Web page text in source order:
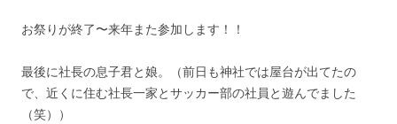
お祭りが終了〜来年また参加します！！
最後に社長の息子君と娘。（前日も神社では屋台が出てたの
で、近くに住む社長一家とサッカー部の社員と遊んでました
（笑））